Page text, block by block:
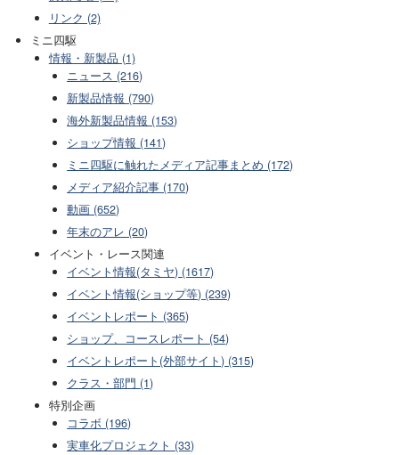
リンク (2)
ミニ四駆
情報・新製品 (1)
ニュース (216)
新製品情報 (790)
海外新製品情報 (153)
ショップ情報 (141)
ミニ四駆に触れたメディア記事まとめ (172)
メディア紹介記事 (170)
動画 (652)
年末のアレ (20)
イベント・レース関連
イベント情報(タミヤ) (1617)
イベント情報(ショップ等) (239)
イベントレポート (365)
ショップ、コースレポート (54)
イベントレポート(外部サイト) (315)
クラス・部門 (1)
特別企画
コラボ (196)
実車化プロジェクト (33)